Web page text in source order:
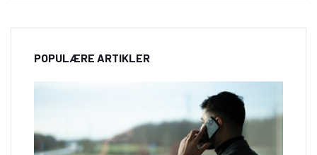
POPULÆRE ARTIKLER